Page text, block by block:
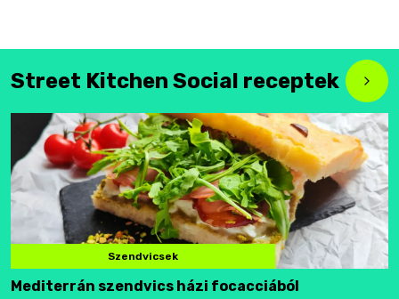
Street Kitchen Social receptek
Szendvicsek
Mediterrán szendvics házi focacciából